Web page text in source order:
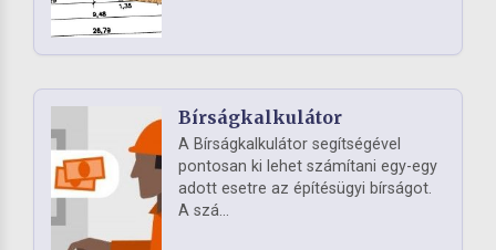
Bírságkalkulátor
A Bírságkalkulátor segítségével
pontosan ki lehet számítani egy-egy
adott esetre az építésügyi bírságot.
A szá...